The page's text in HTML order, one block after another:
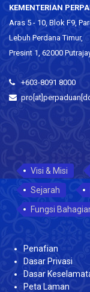
KEMENTERIAN
Aras 5 - 10, Blok F9,
Lebuh Perdana Timur,
Presint 1, 62000
+603-8091 8000
Visi & Misi
Sejarah
Fungsi
Penafian
Dasar Privasi
Dasar
Peta Laman